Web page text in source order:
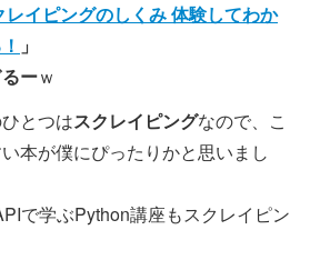
イピングのしくみ 体験してわか
」
ーｗ
とつはスクレイピングなので、こ
本が僕にぴったりかと思いまし
で学ぶPython講座もスクレイピン